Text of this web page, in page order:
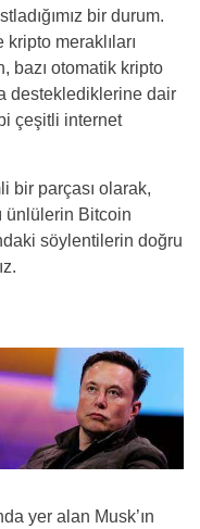
bir durum.
meraklıları
bazı otomatik kripto
desteklediklerine dair
çeşitli internet
bir parçası olarak,
ünlülerin Bitcoin
söylentilerin doğru
yer alan Musk’ın